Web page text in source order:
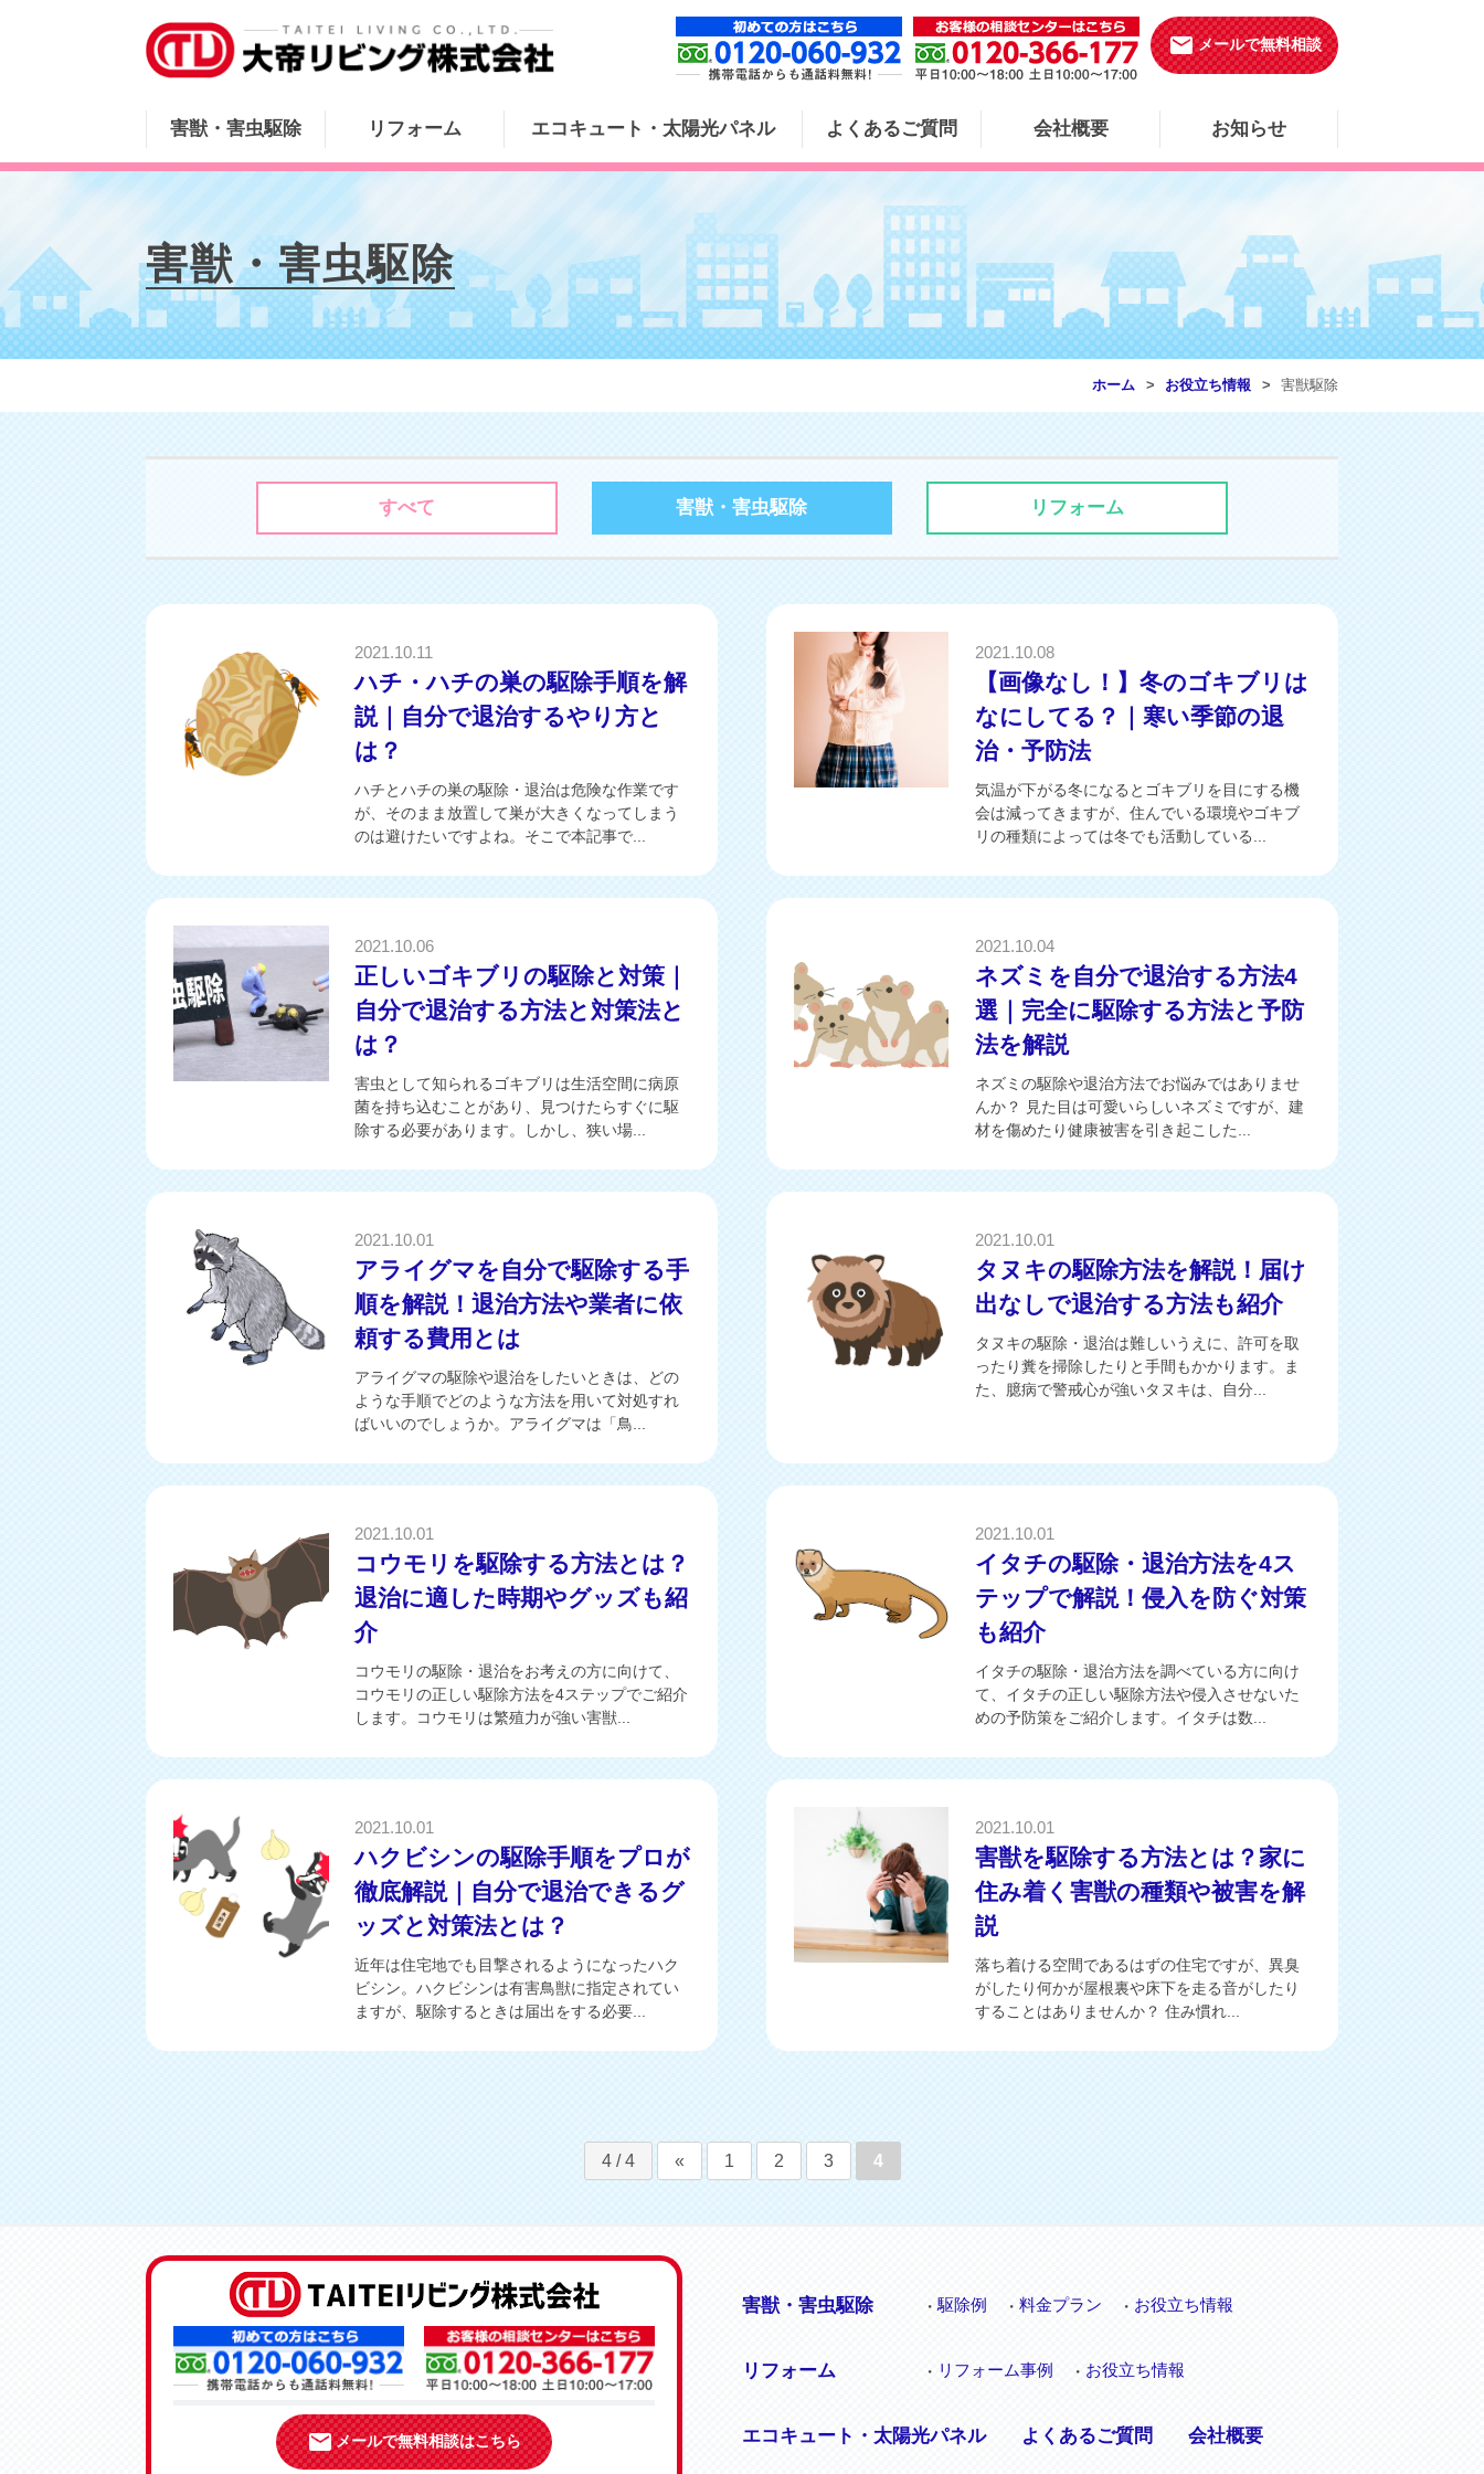
害獣・害虫駆除 リフォーム エコキュート・太陽光パネル よくあるご質問 会社概要 お知らせ
emailメールで無料相談
害獣・害虫駆除
ホーム お役立ち情報 害獣駆除
すべて 害獣・害虫駆除 リフォーム
2021.10.11
ハチ・ハチの巣の駆除手順を解
説｜自分で退治するやり方と
は？
ハチとハチの巣の駆除・退治は危険な作業です
が、そのまま放置して巣が大きくなってしまう
のは避けたいですよね。そこで本記事で...
2021.10.08
【画像なし！】冬のゴキブリは
なにしてる？｜寒い季節の退
治・予防法
気温が下がる冬になるとゴキブリを目にする機
会は減ってきますが、住んでいる環境やゴキブ
リの種類によっては冬でも活動している...
2021.10.06
正しいゴキブリの駆除と対策｜
自分で退治する方法と対策法と
は？
害虫として知られるゴキブリは生活空間に病原
菌を持ち込むことがあり、見つけたらすぐに駆
除する必要があります。しかし、狭い場...
2021.10.04
ネズミを自分で退治する方法4
選｜完全に駆除する方法と予防
法を解説
ネズミの駆除や退治方法でお悩みではありませ
んか？ 見た目は可愛いらしいネズミですが、建
材を傷めたり健康被害を引き起こした...
2021.10.01
アライグマを自分で駆除する手
順を解説！退治方法や業者に依
頼する費用とは
アライグマの駆除や退治をしたいときは、どの
ような手順でどのような方法を用いて対処すれ
ばいいのでしょうか。アライグマは「鳥...
2021.10.01
タヌキの駆除方法を解説！届け
出なしで退治する方法も紹介
タヌキの駆除・退治は難しいうえに、許可を取
ったり糞を掃除したりと手間もかかります。ま
た、臆病で警戒心が強いタヌキは、自分...
2021.10.01
コウモリを駆除する方法とは？
退治に適した時期やグッズも紹
介
コウモリの駆除・退治をお考えの方に向けて、
コウモリの正しい駆除方法を4ステップでご紹介
します。コウモリは繁殖力が強い害獣...
2021.10.01
イタチの駆除・退治方法を4ス
テップで解説！侵入を防ぐ対策
も紹介
イタチの駆除・退治方法を調べている方に向け
て、イタチの正しい駆除方法や侵入させないた
めの予防策をご紹介します。イタチは数...
2021.10.01
ハクビシンの駆除手順をプロが
徹底解説｜自分で退治できるグ
ッズと対策法とは？
近年は住宅地でも目撃されるようになったハク
ビシン。ハクビシンは有害鳥獣に指定されてい
ますが、駆除するときは届出をする必要...
2021.10.01
害獣を駆除する方法とは？家に
住み着く害獣の種類や被害を解
説
落ち着ける空間であるはずの住宅ですが、異臭
がしたり何かが屋根裏や床下を走る音がしたり
することはありませんか？ 住み慣れ...
4 / 4 « 1 2 3 4
害獣・害虫駆除 駆除例 料金プラン お役立ち情報
リフォーム リフォーム事例 お役立ち情報
エコキュート・太陽光パネル よくあるご質問 会社概要
emailメールで無料相談はこちら